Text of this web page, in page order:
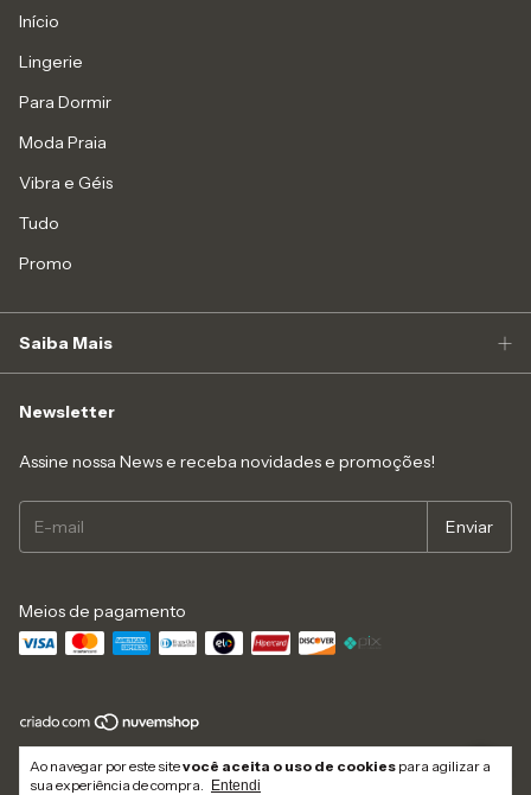
Ao navegar por este sitevocê aceita o uso de cookies para agilizar a
sua experiência de compra.
Entendi
Início
Lingerie
Para Dormir
Moda Praia
Vibra e Géis
Tudo
Promo
Saiba Mais
Newsletter
Assine nossa News e receba novidades e promoções!
Meios de pagamento
Copyright Like4you Moda Intima Ltda - 16547545000152 - 2026. Todos os
direitos reservados.